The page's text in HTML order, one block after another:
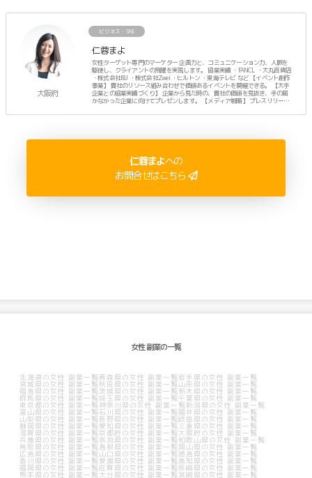
大阪府
ビジネス・SNS
仁蓉まよ
女性ターゲット専門のマーケター 企画力と、コミュニケーション力、人脈を
駆使し、クライアントの飛躍を実現します。 協業実績 ・FANCL ・大丸百貨店
・株式会社IBJ ・株式会社Zwei ・ヒルトン ・東海テレビ など 【イベント創作
事業】 貴社のリソース組み合わせで価値あるイベントを開催できる。 【大手
企業との協業実績づくり】 企業から見た時の、貴社の価値を見抜き、手の届
かなかった企業に向けてプレゼンします。 【メディア戦略】 プレスリリース
ートは、3人のママ。
仁蓉まよへの
お問合せはこちら
女性 副業の一覧
北海道の女性 副業一覧青森県の女性 副業一覧岩手県の女性 副業一覧
宮城県の女性 副業一覧 秋田県の女性 副業一覧 山形県の女性 副業一覧
福島県の女性 副業一覧 茨城県の女性 副業一覧 栃木県の女性 副業一覧
群馬県の女性 副業一覧埼玉県の女性 副業一覧千葉県の女性 副業一覧
東京都の女性 副業一覧 神奈川県の女性 副業一覧 新潟県の女性 副業一覧
富山県の女性 副業一覧 石川県の女性 副業一覧福井県の女性 副業一覧
山梨県の女性 副業一覧長野県の女性 副業一覧岐阜県の女性 副業一覧
静岡県の女性 副業一覧 愛知県の女性 副業一覧三重県の女性 副業一覧
滋賀県の女性 副業一覧 京都府の女性 副業一覧 大阪府の女性 副業一覧
兵庫県の女性 副業一覧 奈良県の女性 副業一覧 和歌山県の女性 副業一覧
鳥取県の女性 副業一覧 島根県の女性 副業一覧 岡山県の女性 副業一覧
広島県の女性 副業一覧 山口県の女性 副業一覧徳島県の女性 副業一覧
香川県の女性 副業一覧 愛媛県の女性 副業一覧 高知県の女性 副業一覧
福岡県の女性 副業一覧佐賀県の女性 副業一覧長崎県の女性 副業一覧
熊本県の女性 副業一覧 大分県の女性 副業一覧 宮崎県の女性 副業一覧